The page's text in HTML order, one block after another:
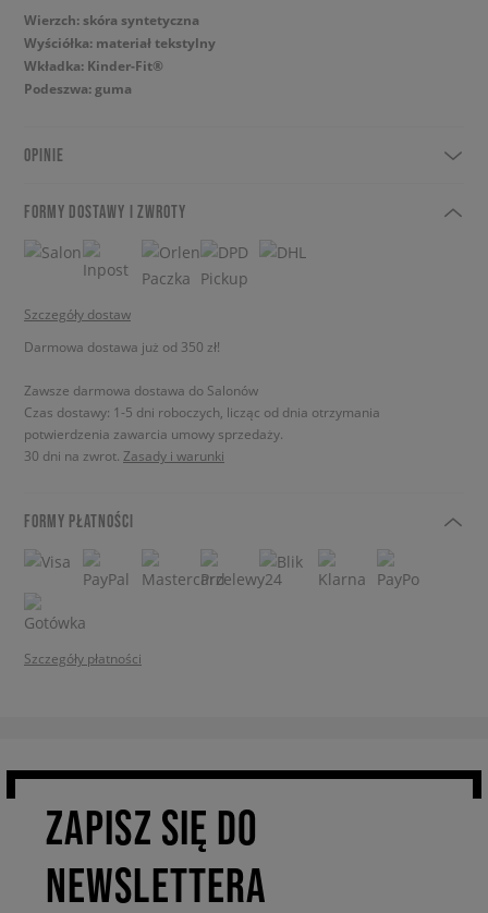
Wierzch: skóra syntetyczna
Wyściółka: materiał tekstylny
Wkładka: Kinder-Fit®
Podeszwa: guma
OPINIE
FORMY DOSTAWY I ZWROTY
Szczegóły dostaw
Darmowa dostawa już od 350 zł!
Zawsze darmowa dostawa do Salonów
Czas dostawy: 1-5 dni roboczych, licząc od dnia otrzymania
potwierdzenia zawarcia umowy sprzedaży.
30 dni na zwrot. Zasady i warunki
FORMY PŁATNOŚCI
Szczegóły płatności
ZAPISZ SIĘ DO
NEWSLETTERA